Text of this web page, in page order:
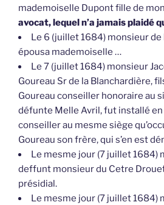
mademoiselle Dupont fille de
avocat, lequel n’a jamais plaidé
Le 6 (juillet 1684) monsieur de
épousa mademoiselle …
Le 7 (juillet 1684) monsieur
Goureau Sr de la Blanchardière,
Goureau conseiller honoraire au
défunte Melle Avril, fut installé en
conseiller au mesme siège
Goureau son frère, qui s’en est
Le mesme jour (7 juillet 1684)
deffunt monsieur du Cetre
présidial.
Le mesme jour (7 juillet 1684)